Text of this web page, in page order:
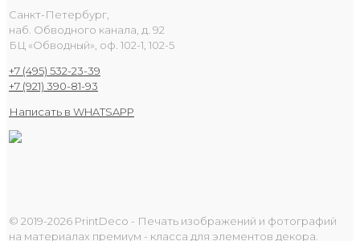
Санкт-Петербург,
наб. Обводного канала, д. 92
БЦ «Обводный», оф. 102-1, 102-5
+7 (495) 532-23-39
+7 (921) 390-81-93
Написать в WHATSAPP
© 2019-2026 PrintDeco - Печать изображений и фотографий
на материалах премиум - класса для элементов декора.